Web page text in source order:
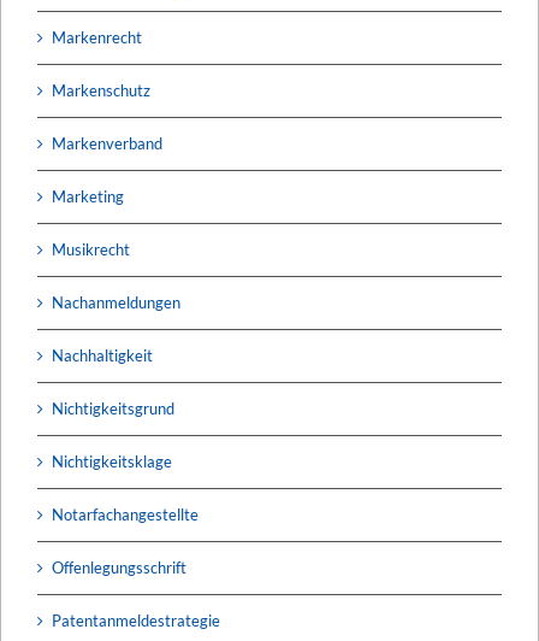
Markenrecht
Markenschutz
Markenverband
Marketing
Musikrecht
Nachanmeldungen
Nachhaltigkeit
Nichtigkeitsgrund
Nichtigkeitsklage
Notarfachangestellte
Offenlegungsschrift
Patentanmeldestrategie